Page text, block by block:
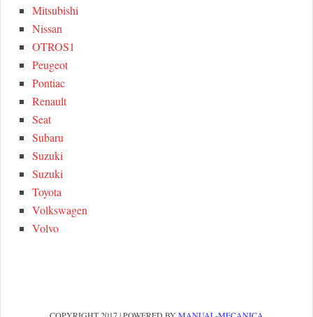
Mitsubishi
Nissan
OTROS1
Peugeot
Pontiac
Renault
Seat
Subaru
Suzuki
Suzuki
Toyota
Volkswagen
Volvo